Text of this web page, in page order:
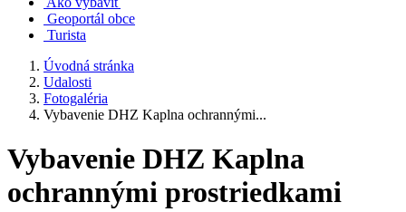
Geoportál obce
Turista
Úvodná stránka
Udalosti
Fotogaléria
Vybavenie DHZ Kaplna ochrannými...
Vybavenie DHZ Kaplna
ochrannými prostriedkami